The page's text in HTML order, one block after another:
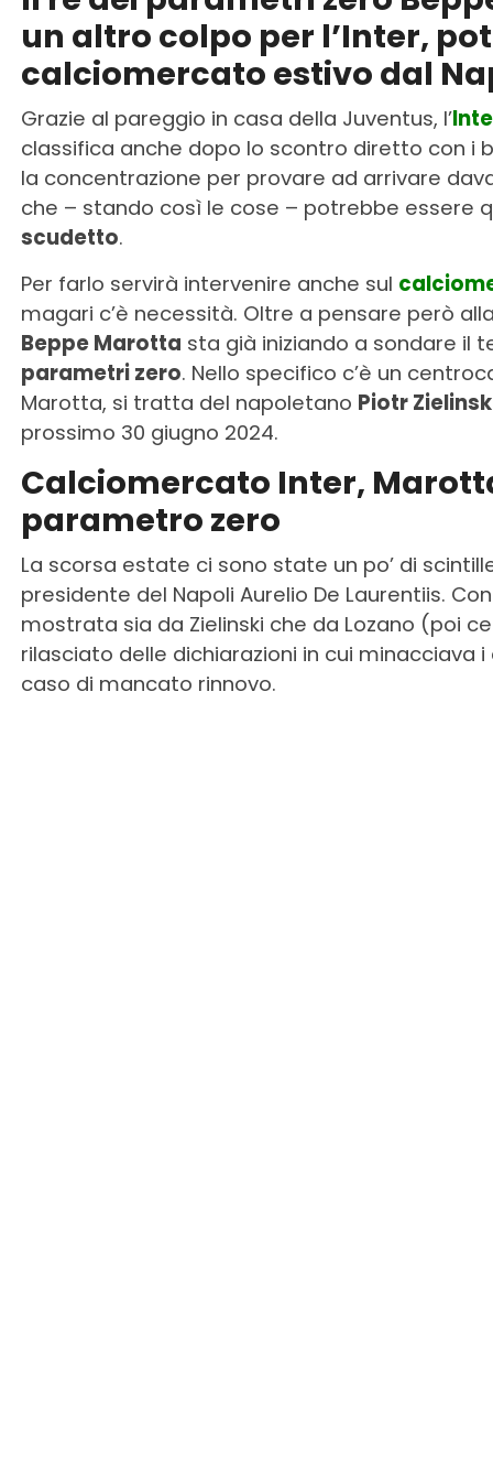
un altro colpo per l’Inter,
calciomercato estivo dal
Grazie al pareggio in casa della Juventus, l’
classifica anche dopo lo scontro diretto con i
la concentrazione per provare ad arrivare
che – stando così le cose – potrebbe essere
scudetto.
Per farlo servirà intervenire anche sul
magari c’è necessità. Oltre a pensare però
Beppe Marotta sta già iniziando a sondare il
parametri zero. Nello specifico c’è un
Marotta, si tratta del napoletano Piotr
prossimo 30 giugno 2024.
Calciomercato Inter,
parametro zero
La scorsa estate ci sono state un po’ di
presidente del Napoli Aurelio De Laurentiis.
mostrata sia da Zielinski che da Lozano (poi
rilasciato delle dichiarazioni in cui minacciava
caso di mancato rinnovo.